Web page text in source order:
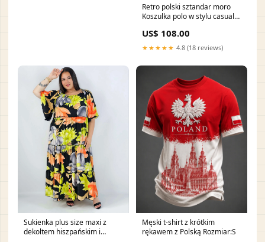
Retro polski sztandar moro
Koszulka polo w stylu casual
US$ 108.00
★★★★★ 4.8 (18 reviews)
Sukienka plus size maxi z
dekoltem hiszpańskim i
Męski t-shirt z krótkim
rękawem z Polską Rozmiar:S